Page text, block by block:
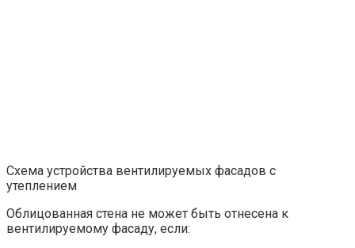
Схема устройства вентилируемых фасадов с
утеплением
Облицованная стена не может быть отнесена к
вентилируемому фасаду, если: